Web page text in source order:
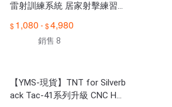
雷射訓練系統 居家射擊練習平
1,080 - 4,980
銷售 8
【YMS-現貨】TNT for Silverb
ack Tac-41系列升級 CNC HO